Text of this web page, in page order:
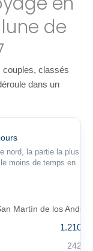
de
couples, classés
dans un
nord, la partie la plus
moins de temps en
Martín de los Andes
1.210 €
242 €